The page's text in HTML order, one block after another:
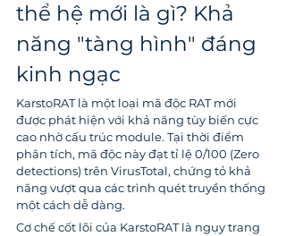
thể hệ mới là gì? Khả
năng "tàng hình" đáng
kinh ngạc
KarstoRAT là một loại mã độc RAT mới
được phát hiện với khả năng tùy biến cực
cao nhờ cấu trúc module. Tại thời điểm
phân tích, mã độc này đạt tỉ lệ 0/100 (Zero
detections) trên VirusTotal, chứng tỏ khả
năng vượt qua các trình quét truyền thống
một cách dễ dàng.
Cơ chế cốt lõi của KarstoRAT là ngụy trang